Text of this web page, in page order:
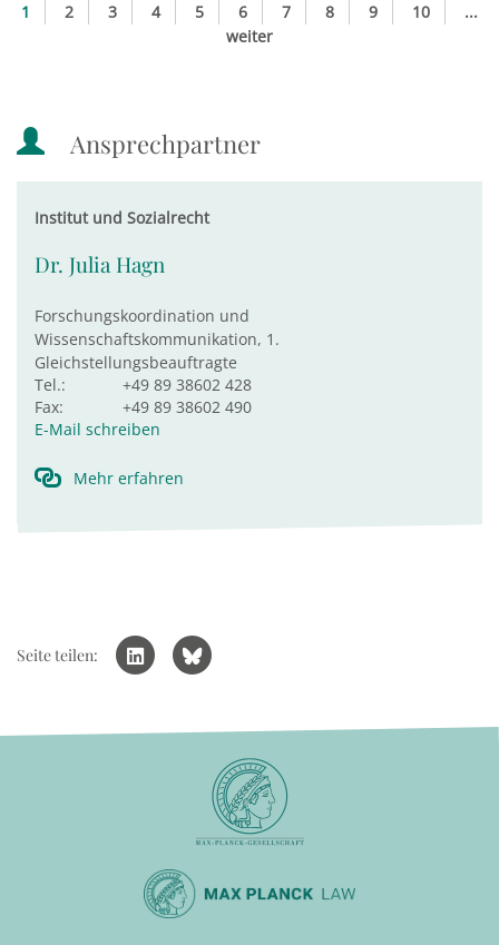
1 2 3 4 5 6 7 8 9 10
...
weiter
Ansprechpartner
Institut und Sozialrecht
Dr. Julia Hagn
Forschungskoordination und
Wissenschaftskommunikation, 1.
Gleichstellungsbeauftragte
Tel.:
+49 89 38602 428
Fax:
+49 89 38602 490
E-Mail schreiben
Mehr erfahren
Seite teilen: